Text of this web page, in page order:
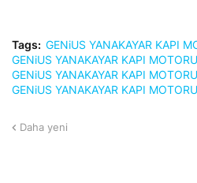
Tags: GENiUS YANAKAYAR KAPI
GENiUS YANAKAYAR KAPI
GENiUS YANAKAYAR KAPI
GENiUS YANAKAYAR KAPI
Daha yeni